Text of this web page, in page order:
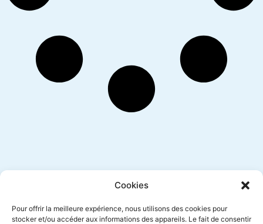
Cookies
Pour offrir la meilleure expérience, nous utilisons des cookies pour
stocker et/ou accéder aux informations des appareils. Le fait de consentir
Inscription newsletter